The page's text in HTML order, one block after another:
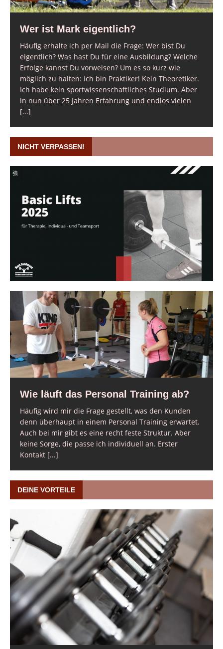
Wer ist Mark eigentlich?
Häufig erhalte ich per Mail die Frage: Wer bist Du
eigentlich? Was hast Du für eine Ausbildung? Welche
Erfolge kannst Du vorweisen? Um es so kurz wie
möglich zu halten: ich bin Praktiker! Kein Theoretiker.
Ich habe kein sportwissenschaftliches Studium. Aber
in nun über 25 Jahren Erfahrung und endlos vielen
[...]
NICHT VERPASSEN!
Wie läuft das Personal Training ab?
Häufig wird mir die Frage gestellt, was den Kunden
denn überhaupt in einem Personal Training erwartet.
Auch bei mir gibt es eine recht feste Struktur. Aber
keine Sorge, die passe ich individuell an. Erster
Kontakt [...]
DEINE VORTEILE